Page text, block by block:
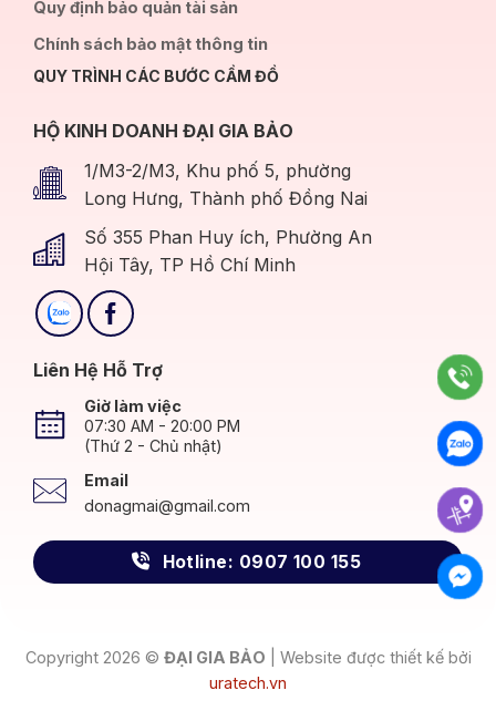
Quy định bảo quản tài sản
Chính sách bảo mật thông tin
QUY TRÌNH CÁC BƯỚC CẦM ĐỒ
HỘ KINH DOANH ĐẠI GIA BẢO
1/M3-2/M3, Khu phố 5, phường
Long Hưng, Thành phố Đồng Nai
Số 355 Phan Huy ích, Phường An
Hội Tây, TP Hồ Chí Minh
Liên Hệ Hỗ Trợ
Giờ làm việc
07:30 AM - 20:00 PM
(Thứ 2 - Chủ nhật)
Email
donagmai@gmail.com
Hotline: 0907 100 155
Copyright 2026 © ĐẠI GIA BẢO | Website được thiết kế bởi
uratech.vn